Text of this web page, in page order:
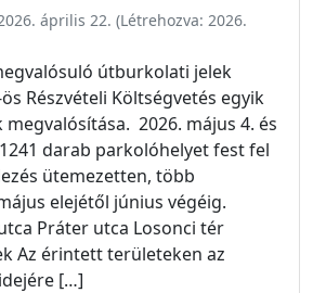
április 22. (Létrehozva: 2026.
útburkolati jelek
Részvételi Költségvetés egyik
2026. május 4. és
darab parkolóhelyet fest fel
ütemezetten, több
elejétől június végéig.
Práter utca Losonci tér
Az érintett területeken az
[…]